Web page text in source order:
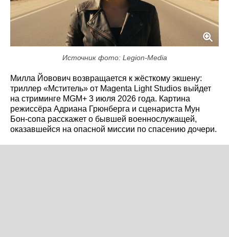
Источник фото: Legion-Media
Милла Йовович возвращается к жёсткому экшену:
триллер «Мститель» от Magenta Light Studios выйдет
на стриминге MGM+ 3 июля 2026 года. Картина
режиссёра Адриана Грюнберга и сценариста Мун
Бон-сопа расскажет о бывшей военнослужащей,
оказавшейся на опасной миссии по спасению дочери.